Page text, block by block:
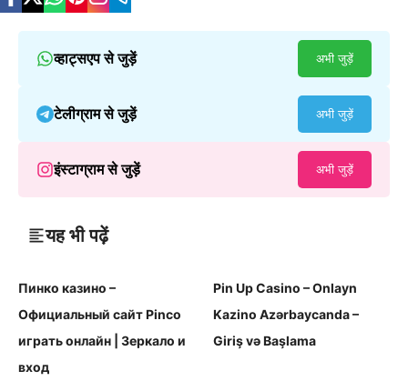
व्हाट्सएप से जुड़ें अभी जुड़ें
टेलीग्राम से जुड़ें अभी जुड़ें
इंस्टाग्राम से जुड़ें अभी जुड़ें
यह भी पढ़ें
Пинко казино –
Официальный сайт Pinco
играть онлайн | Зеркало и
вход
Pin Up Casino – Onlayn
Kazino Azərbaycanda –
Giriş və Başlama